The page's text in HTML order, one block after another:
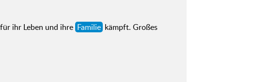
ihr Leben und ihre Familie kämpft. Großes